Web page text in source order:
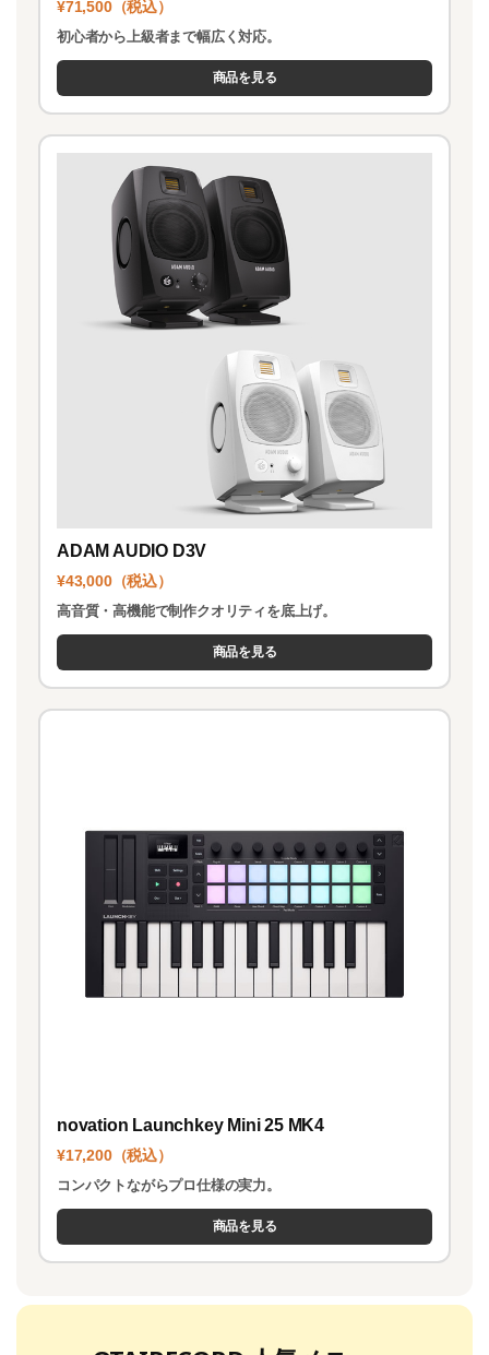
¥71,500（税込）
初心者から上級者まで幅広く対応。
商品を見る
ADAM AUDIO D3V
¥43,000（税込）
高音質・高機能で制作クオリティを底上げ。
商品を見る
novation Launchkey Mini 25 MK4
¥17,200（税込）
コンパクトながらプロ仕様の実力。
商品を見る